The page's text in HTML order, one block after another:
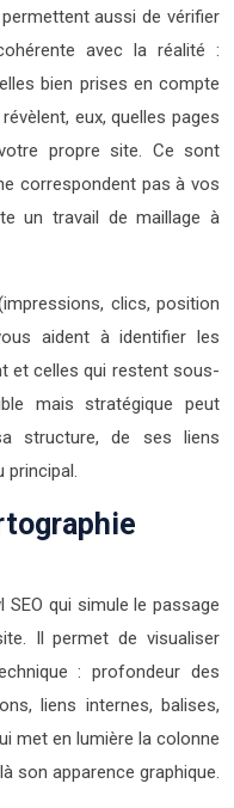
aussi de vérifier
avec la réalité :
bien prises en compte
eux, quelles pages
propre site. Ce sont
correspondent pas à vos
un travail de maillage à
clics, position
aident à identifier les
et celles qui restent sous-
mais stratégique peut
structure, de ses liens
principal.
qui simule le passage
Il permet de visualiser
: profondeur des
liens internes, balises,
met en lumière la colonne
son apparence graphique.